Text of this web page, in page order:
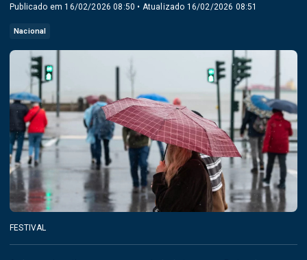
Publicado em 16/02/2026 08:50 • Atualizado 16/02/2026 08:51
Nacional
FESTIVAL